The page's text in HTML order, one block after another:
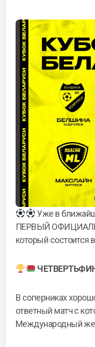
Уже в
ПЕРВЫЙ
который состоится
В соперниках
ответный матч с
Международный